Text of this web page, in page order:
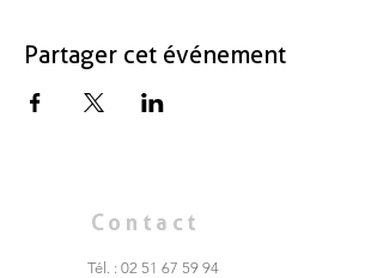
Partager cet événement
Contact
Tél. : 02 51 67 59 94